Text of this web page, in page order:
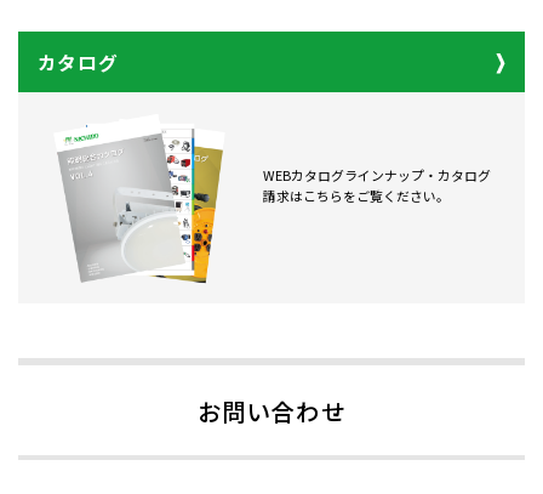
カタログ
WEBカタログラインナップ・カタログ
請求はこちらをご覧ください。
お問い合わせ